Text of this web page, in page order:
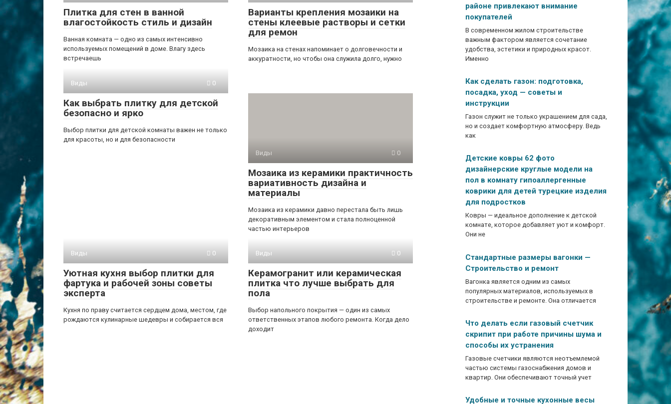
Плитка для стен в ванной
влагостойкость стиль и дизайн
Ванная комната — одно из самых интенсивно
используемых помещений в доме. Влагу здесь
встречаешь
Варианты крепления мозаики на
стены клеевые растворы и сетки
для ремон
Мозаика на стенах напоминает о долговечности и
аккуратности, но чтобы она служила долго, нужно
Виды 0
Как выбрать плитку для детской
безопасно и ярко
Выбор плитки для детской комнаты важен не только
для красоты, но и для безопасности
Виды
0
Мозаика из керамики практичность
вариативность дизайна и
материалы
Мозаика из керамики давно перестала быть лишь
декоративным элементом и стала полноценной
частью интерьеров
Виды 0
Уютная кухня выбор плитки для
фартука и рабочей зоны советы
эксперта
Кухня по праву считается сердцем дома, местом, где
рождаются кулинарные шедевры и собирается вся
Виды 0
Керамогранит или керамическая
плитка что лучше выбрать для
пола
Выбор напольного покрытия — один из самых
ответственных этапов любого ремонта. Когда дело
доходит
районе привлекают внимание
покупателей
В современном жилом строительстве
важным фактором является сочетание
удобства, эстетики и природных красот.
Именно
Как сделать газон: подготовка,
посадка, уход — советы и
инструкции
Газон служит не только украшением для сада,
но и создает комфортную атмосферу. Ведь
как
Детские ковры 62 фото
дизайнерские круглые модели на
пол в комнату гипоаллергенные
коврики для детей турецкие изделия
для подростков
Ковры — идеальное дополнение к детской
комнате, которое добавляет уют и комфорт.
Они не
Стандартные размеры вагонки —
Строительство и ремонт
Вагонка является одним из самых
популярных материалов, используемых в
строительстве и ремонте. Она отличается
Что делать если газовый счетчик
скрипит при работе причины шума и
способы их устранения
Газовые счетчики являются неотъемлемой
частью системы газоснабжения домов и
квартир. Они обеспечивают точный учет
Удобные и точные кухонные весы